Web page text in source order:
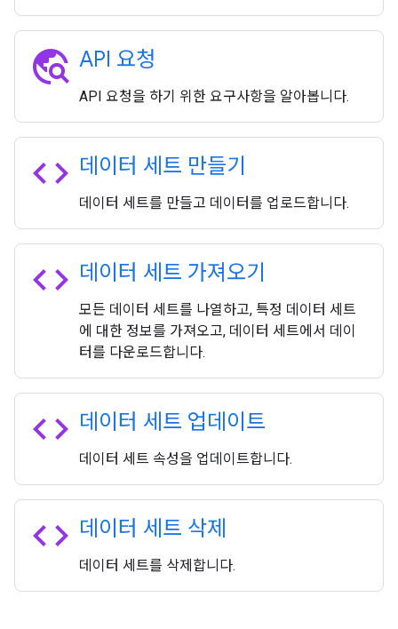
travel_explore API 요청
API 요청을 하기 위한 요구사항을 알아봅니다.
code 데이터 세트 만들기
데이터 세트를 만들고 데이터를 업로드합니다.
code 데이터 세트 가져오기
모든 데이터 세트를 나열하고, 특정 데이터 세트
에 대한 정보를 가져오고, 데이터 세트에서 데이
터를 다운로드합니다.
code 데이터 세트 업데이트
데이터 세트 속성을 업데이트합니다.
code 데이터 세트 삭제
데이터 세트를 삭제합니다.